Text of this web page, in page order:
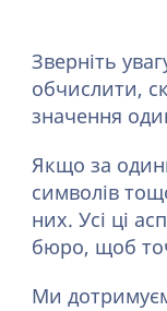
Зверніть
обчислити,
значення
Якщо за
символів
них. Усі ці
бюро, щоб
Ми